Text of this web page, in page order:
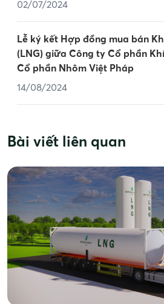
02/07/2024
Lễ ký kết Hợp đồng mua bán
(LNG) giữa Công ty Cổ phần
Cổ phần Nhôm Việt Pháp
14/08/2024
Bài viết liên quan